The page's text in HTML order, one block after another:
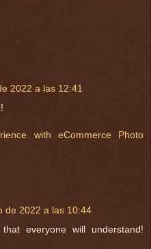
2022 a las 12:41
with eCommerce Photo
de 2022 a las 10:44
everyone will understand!